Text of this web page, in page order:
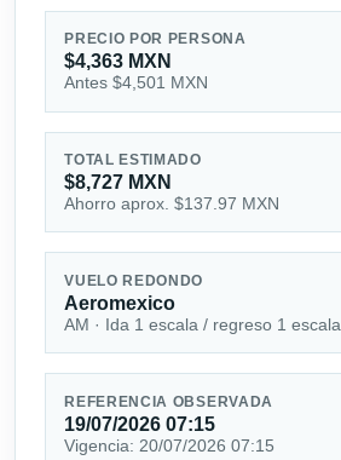
PRECIO POR PERSONA
$4,363 MXN
Antes $4,501 MXN
TOTAL ESTIMADO
$8,727 MXN
Ahorro aprox. $137.97 MXN
VUELO REDONDO
Aeromexico
AM · Ida 1 escala / regreso 1 escala
REFERENCIA OBSERVADA
19/07/2026 07:15
Vigencia: 20/07/2026 07:15